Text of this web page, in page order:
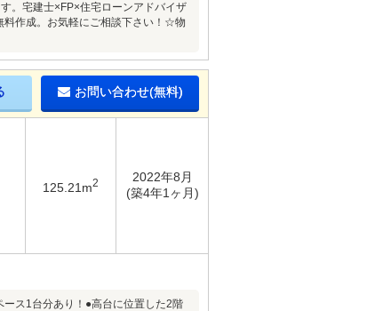
。宅建士×FP×住宅ローンアドバイザ
料作成。お気軽にご相談下さい！☆物
お問い合わせ(無料)
125.21m2
2022年8月
(築4年1ヶ月)
ス1台分あり！●高台に位置した2階